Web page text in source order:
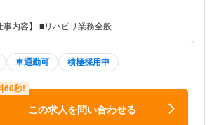
事内容】 ■リハビリ業務全般
車通勤可 積極採用中
この求人を問い合わせる